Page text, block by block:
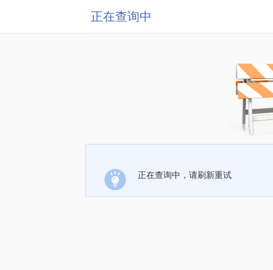
正在查询中
正在查询中，请刷新重试